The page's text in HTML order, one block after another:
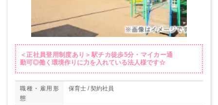
＜正社員登用制度あり＞駅チカ徒歩5分・マイカー通
勤可◎働く環境作りに力を入れている法人様です☆
職種・雇用形
態
保育士 / 契約社員